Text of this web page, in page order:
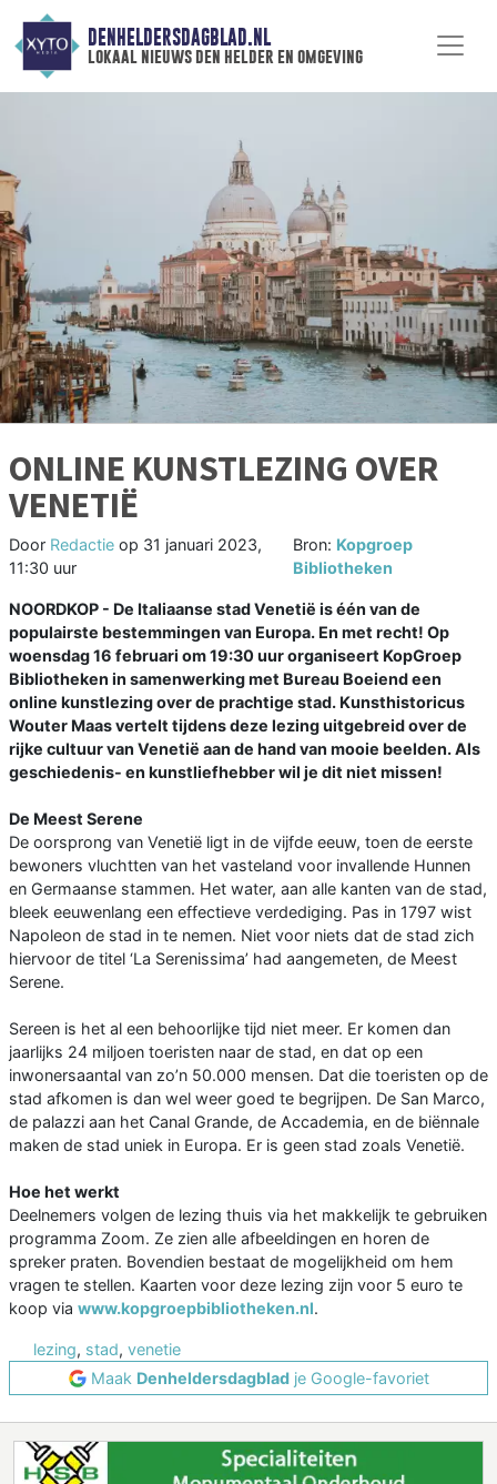
DENHELDERSDAGBLAD.NL
lokaal nieuws den helder en omgeving
ONLINE KUNSTLEZING OVER
VENETIË
Door Redactie op 31 januari 2023,
11:30 uur
Bron: Kopgroep
Bibliotheken
NOORDKOP - De Italiaanse stad Venetië is één van de
populairste bestemmingen van Europa. En met recht! Op
woensdag 16 februari om 19:30 uur organiseert KopGroep
Bibliotheken in samenwerking met Bureau Boeiend een
online kunstlezing over de prachtige stad. Kunsthistoricus
Wouter Maas vertelt tijdens deze lezing uitgebreid over de
rijke cultuur van Venetië aan de hand van mooie beelden. Als
geschiedenis- en kunstliefhebber wil je dit niet missen!
De Meest Serene
De oorsprong van Venetië ligt in de vijfde eeuw, toen de eerste
bewoners vluchtten van het vasteland voor invallende Hunnen
en Germaanse stammen. Het water, aan alle kanten van de stad,
bleek eeuwenlang een effectieve verdediging. Pas in 1797 wist
Napoleon de stad in te nemen. Niet voor niets dat de stad zich
hiervoor de titel ‘La Serenissima’ had aangemeten, de Meest
Serene.
Sereen is het al een behoorlijke tijd niet meer. Er komen dan
jaarlijks 24 miljoen toeristen naar de stad, en dat op een
inwonersaantal van zo’n 50.000 mensen. Dat die toeristen op de
stad afkomen is dan wel weer goed te begrijpen. De San Marco,
de palazzi aan het Canal Grande, de Accademia, en de biënnale
maken de stad uniek in Europa. Er is geen stad zoals Venetië.
Hoe het werkt
Deelnemers volgen de lezing thuis via het makkelijk te gebruiken
programma Zoom. Ze zien alle afbeeldingen en horen de
spreker praten. Bovendien bestaat de mogelijkheid om hem
vragen te stellen. Kaarten voor deze lezing zijn voor 5 euro te
koop via www.kopgroepbibliotheken.nl.
lezing, stad, venetie
Maak Denheldersdagbladje Google-favoriet